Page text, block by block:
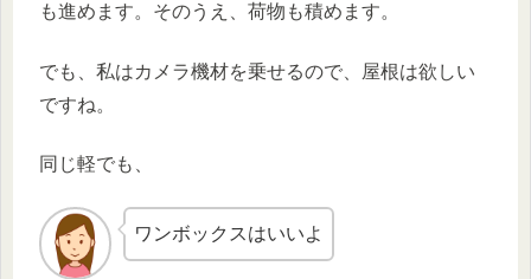
も進めます。そのうえ、荷物も積めます。
でも、私はカメラ機材を乗せるので、屋根は欲しい
ですね。
同じ軽でも、
ワンボックスはいいよ